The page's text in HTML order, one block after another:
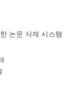
논문 삭제 시스템